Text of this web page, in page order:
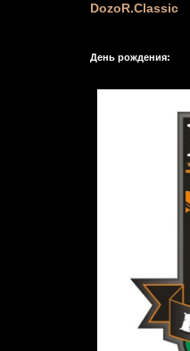
DozoR.Classic
День рождения: